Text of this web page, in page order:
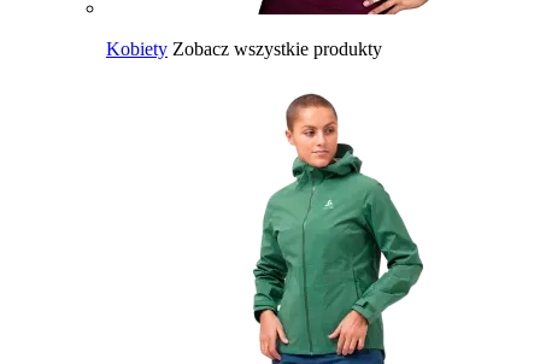
Kobiety Zobacz wszystkie produkty